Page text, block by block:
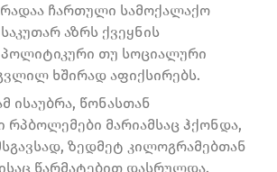
ჩართული სამოქალაქო
აზრს ქვეყნის
პოლიტიკური თუ სოციალური
ხშირად აფიქსირებს.
ისაუბრა, წონასთან
რპბოლემები მარიამსაც ჰქონდა,
ზედმეტ კილოგრამებთან
წარმატებით დასრულდა.